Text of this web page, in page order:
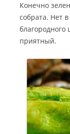
Конечно
собрата. Нет
приятный.